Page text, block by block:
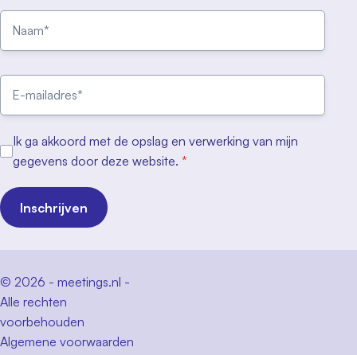
Ik ga akkoord met de opslag en verwerking van mijn
gegevens door deze website. *
Inschrijven
© 2026 - meetings.nl -
Alle rechten
voorbehouden
Algemene voorwaarden